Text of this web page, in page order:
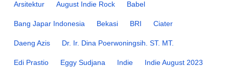
Arsitektur August Indie Rock Babel
Bang Japar Indonesia Bekasi BRI Ciater
Daeng Azis Dr. Ir. Dina Poerwoningsih. ST. MT.
Edi Prastio Eggy Sudjana Indie Indie August 2023